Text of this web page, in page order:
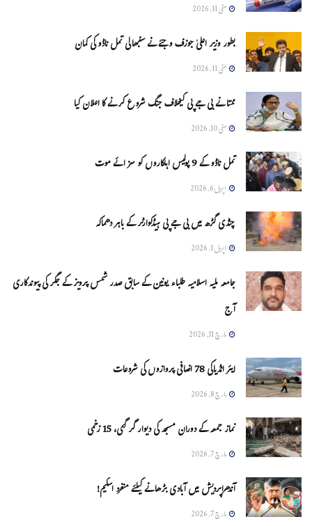
مئی 11, 2026
بطور وزیر اعلیٰ جوزف وجئے نے سنبھالی تمل ناڈو کی کمان
مئی 11, 2026
ممتا نے بی جے پی کیخلاف جنگ شروع کرنے کا اعلان کیا
مئی 10, 2026
تمل ناڈو کے 9 پولیس اہلکاروں کو سزائے موت
اپریل 6, 2026
چنڈی گڑھ میں بی جے پی ہیڈکوارٹر کے باہر دھماکہ
اپریل 1, 2026
جامعہ ملیہ اسلامیہ طلباء یونین کے سابق صدر شمس پرویز کے جگر کی پیوندکاری
آج
مارچ 31, 2026
ایئر انڈیاکی 78 اضافی پروازوں کی شروعات
مارچ 8, 2026
نماز جمعہ کے دوران مسجد کی دیوار گر گئی، 15 زخمی
مارچ 7, 2026
آندھراپردیش میں آبادی بڑھانے کیلئے منفرد اسکیم!
مارچ 7, 2026